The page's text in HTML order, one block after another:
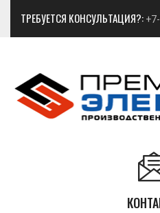
ТРЕБУЕТСЯ КОНСУЛЬТАЦИЯ?: